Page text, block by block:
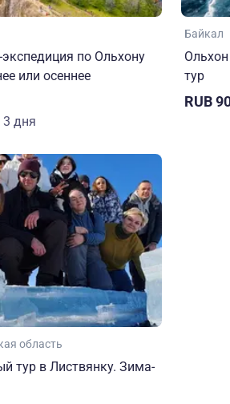
по Ольхону
или осеннее
дня
Байкал
тур
RUB
область
тур в Листвянку. Зима-